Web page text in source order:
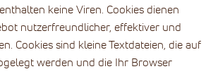
keine Viren. Cookies dienen
nutzerfreundlicher, effektiver und
Cookies sind kleine Textdateien, die auf
werden und die Ihr Browser